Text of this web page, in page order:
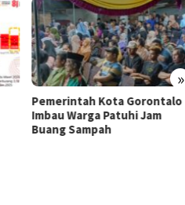
»
Pemerintah Kota Gorontalo
Imbau Warga Patuhi Jam
Buang Sampah